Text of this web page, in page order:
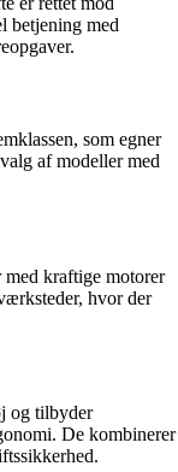
betjening med
som egner
af modeller med
kraftige motorer
hvor der
og tilbyder
De kombinerer